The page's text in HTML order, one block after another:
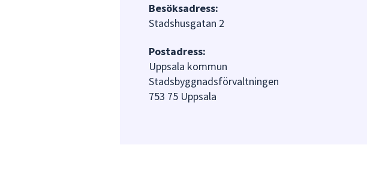
Besöksadress:
Stadshusgatan 2
Postadress:
Uppsala kommun
Stadsbyggnadsförvaltningen
753 75 Uppsala